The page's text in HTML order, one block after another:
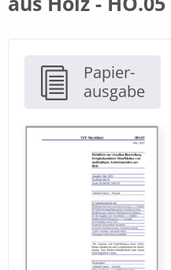
Papier-
ausgabe